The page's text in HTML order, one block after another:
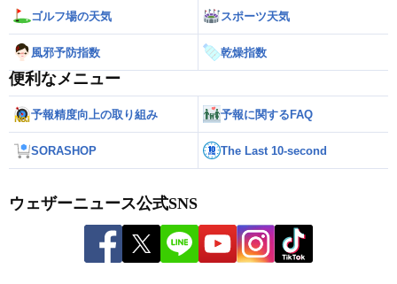
ゴルフ場の天気 スポーツ天気
風邪予防指数 乾燥指数
便利なメニュー
予報精度向上の取り組み 予報に関するFAQ
SORASHOP The Last 10-second
ウェザーニュース公式SNS